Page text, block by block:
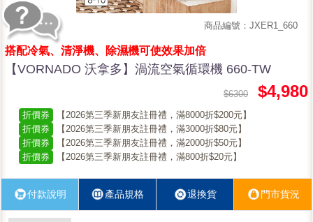
商品編號：JXER1_660
搭配冷氣、清淨機、除濕機可使效果加倍
【VORNADO 沃拿多】渦流空氣循環機 660-TW
$6300 $4,980
折價券
【2026第三季新朋友註冊禮，滿8000折$200元】
折價券
【2026第三季新朋友註冊禮，滿3000折$80元】
折價券
【2026第三季新朋友註冊禮，滿2000折$50元】
折價券
【2026第三季新朋友註冊禮，滿800折$20元】
付款說明 產品規格 退換貨 門市貨況